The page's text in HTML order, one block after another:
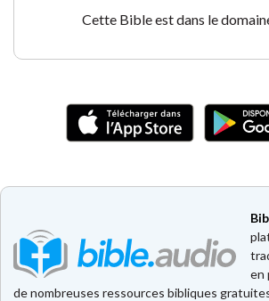
Cette Bible est dans le
en
de nombreuses ressources bibliques